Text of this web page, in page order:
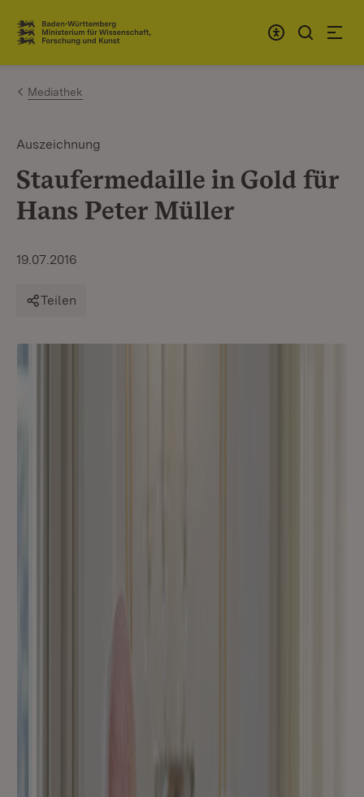
Zum Inhalt springen
Link zur Startseite
Mediathek
Auszeichnung
Staufermedaille in Gold für
Hans Peter Müller
19.07.2016
Teilen